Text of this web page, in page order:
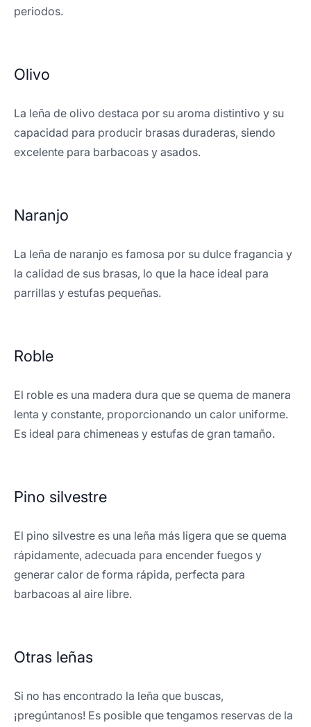
periodos.
Olivo
La leña de olivo destaca por su aroma distintivo y su
capacidad para producir brasas duraderas, siendo
excelente para barbacoas y asados.
Naranjo
La leña de naranjo es famosa por su dulce fragancia y
la calidad de sus brasas, lo que la hace ideal para
parrillas y estufas pequeñas.
Roble
El roble es una madera dura que se quema de manera
lenta y constante, proporcionando un calor uniforme.
Es ideal para chimeneas y estufas de gran tamaño.
Pino silvestre
El pino silvestre es una leña más ligera que se quema
rápidamente, adecuada para encender fuegos y
generar calor de forma rápida, perfecta para
barbacoas al aire libre.
Otras leñas
Si no has encontrado la leña que buscas,
¡pregúntanos! Es posible que tengamos reservas de la